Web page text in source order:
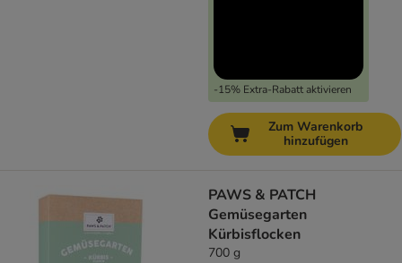
-15% Extra-Rabatt aktivieren
Zum Warenkorb
hinzufügen
PAWS & PATCH
Gemüsegarten
Kürbisflocken
700 g